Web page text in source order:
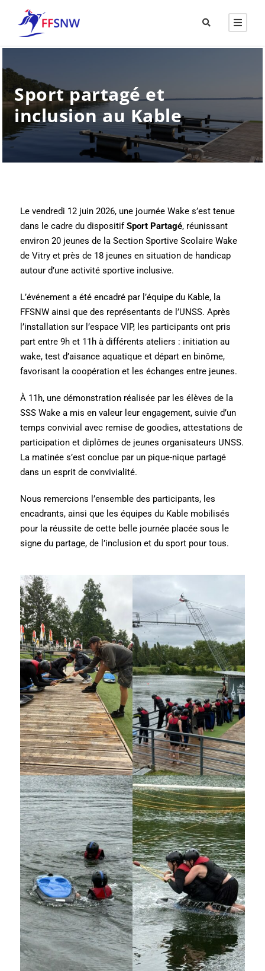
Sport partagé et
inclusion au Kable
Le vendredi 12 juin 2026, une journée Wake s’est tenue
dans le cadre du dispositif Sport Partagé, réunissant
environ 20 jeunes de la Section Sportive Scolaire Wake
de Vitry et près de 18 jeunes en situation de handicap
autour d’une activité sportive inclusive.
L’événement a été encadré par l’équipe du Kable, la
FFSNW ainsi que des représentants de l’UNSS. Après
l’installation sur l’espace VIP, les participants ont pris
part entre 9h et 11h à différents ateliers : initiation au
wake, test d’aisance aquatique et départ en binôme,
favorisant la coopération et les échanges entre jeunes.
À 11h, une démonstration réalisée par les élèves de la
SSS Wake a mis en valeur leur engagement, suivie d’un
temps convivial avec remise de goodies, attestations de
participation et diplômes de jeunes organisateurs UNSS.
La matinée s’est conclue par un pique-nique partagé
dans un esprit de convivialité.
Nous remercions l’ensemble des participants, les
encadrants, ainsi que les équipes du Kable mobilisés
pour la réussite de cette belle journée placée sous le
signe du partage, de l’inclusion et du sport pour tous.